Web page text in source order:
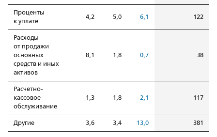
Проценты
к уплате
4,2 5,0 6,1 122
Расходы
от продажи
основных
средств и иных
активов
8,1 1,8 0,7 38
Расчетно-
кассовое
обслуживание
1,3 1,8 2,1 117
Другие 3,6 3,4 13,0 381